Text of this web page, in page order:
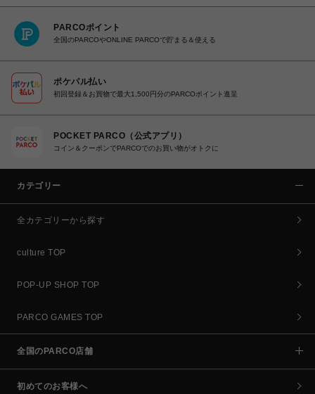
PARCOポイント
全国のPARCOやONLINE PARCOで貯まる＆使える
ポケパル払い
初回登録＆お買物で最大1,500円分のPARCOポイント進呈
POCKET PARCO（公式アプリ）
コイン＆クーポンでPARCOでのお買い物がオトクに
カテゴリー
全カテゴリーから探す
culture TOP
POP-UP SHOP TOP
PARCO GAMES TOP
全国のPARCO店舗
初めてのお客様へ